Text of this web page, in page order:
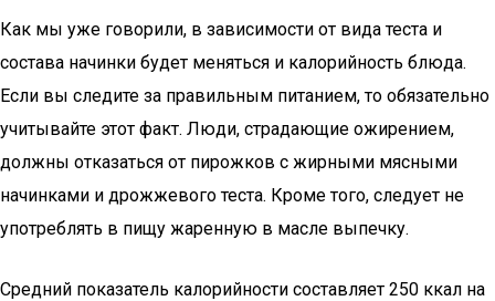
Как мы уже говорили, в зависимости от вида теста и
состава начинки будет меняться и калорийность блюда.
Если вы следите за правильным питанием, то обязательно
учитывайте этот факт. Люди, страдающие ожирением,
должны отказаться от пирожков с жирными мясными
начинками и дрожжевого теста. Кроме того, следует не
употреблять в пищу жаренную в масле выпечку.
Средний показатель калорийности составляет 250 ккал на